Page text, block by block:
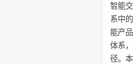
智能
系中
能产
体系
径。